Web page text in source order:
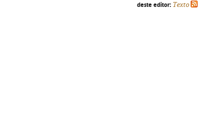
deste editor: Texto